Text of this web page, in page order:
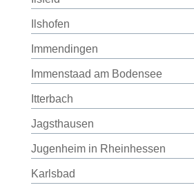
Ilshofen
Immendingen
Immenstaad am Bodensee
Itterbach
Jagsthausen
Jugenheim in Rheinhessen
Karlsbad